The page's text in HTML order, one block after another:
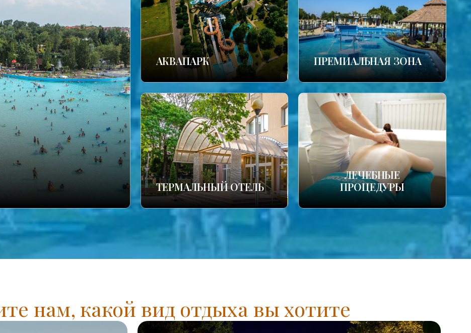
АКВАПАРК ПРЕМИАЛЬНАЯ ЗОНА
ТЕРМАЛЬНЫЙ ОТЕЛЬ
ЛЕЧЕБНЫЕ
ПРОЦЕДУРЫ
нам, какой вид отдыха вы хотите